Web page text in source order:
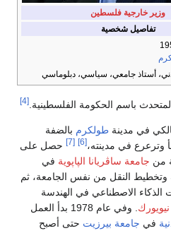
وزير خارجية فلسطين
تفاصيل شخصية
أستاذ جامعي، سياسي، دبلوماسي
باسم الحكومة الفلسطينية. [4]
في مدينة طولكرم بالضفة
وترعرع في مدينته،[6]
[7]
حصل على
من جامعة ساڤريانا الپاپوية في
وتخطيط النقل من نفس الجامعة، ثم
الاصطناعي في الهندسة
. وفي عام 1978 بدأ العمل
في جامعة بيرزيت حتى أصبح